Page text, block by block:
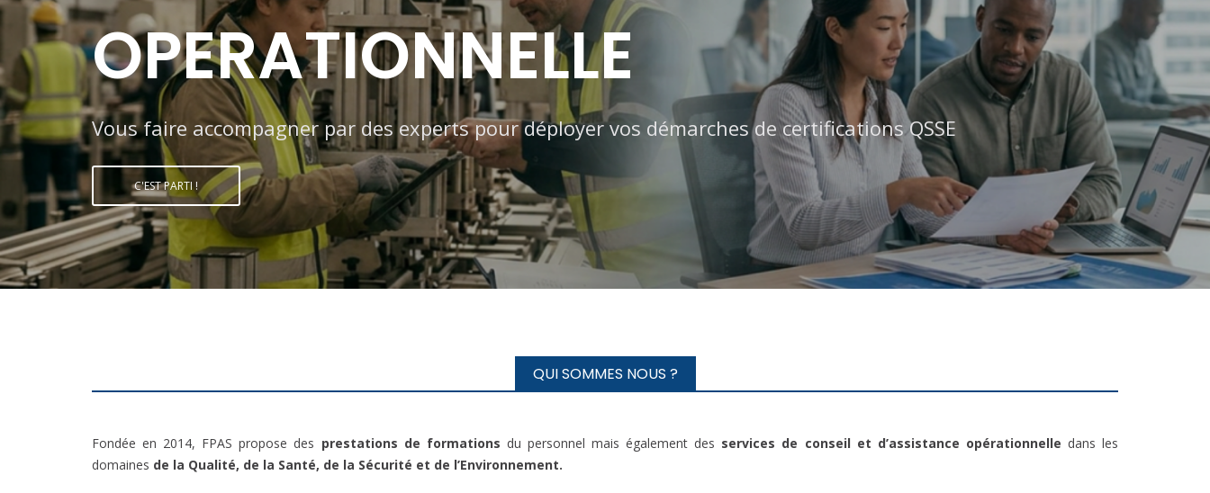
OPERATIONNELLE
Vous faire accompagner par des experts pour déployer vos démarches de certifications QSSE
C'EST PARTI !
QUI SOMMES NOUS ?
Fondée en 2014, FPAS propose des prestations de formations du personnel mais également des services de conseil et d’assistance opérationnelle dans les
domaines de la Qualité, de la Santé, de la Sécurité et de l’Environnement.